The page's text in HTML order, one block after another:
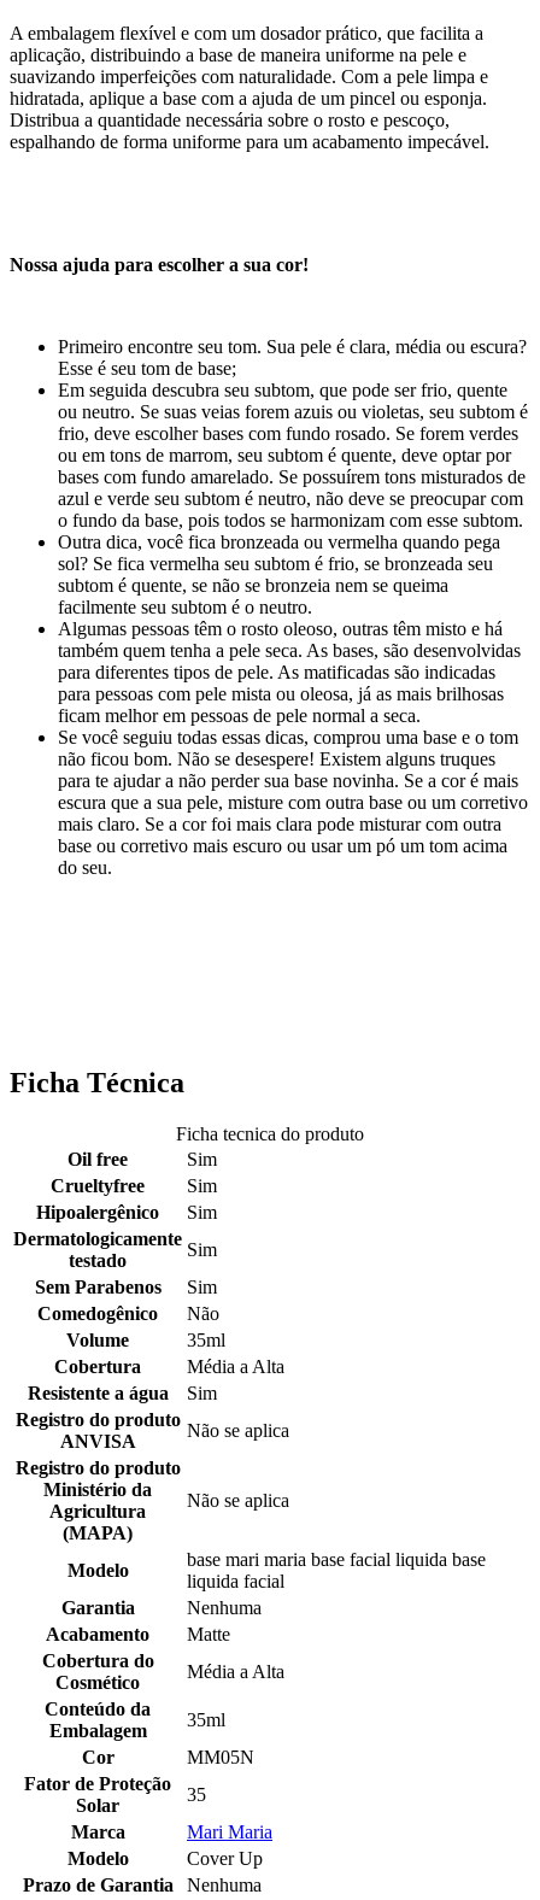
A embalagem flexível e com um dosador prático, que facilita a
aplicação, distribuindo a base de maneira uniforme na pele e
suavizando imperfeições com naturalidade. Com a pele limpa e
hidratada, aplique a base com a ajuda de um pincel ou esponja.
Distribua a quantidade necessária sobre o rosto e pescoço,
espalhando de forma uniforme para um acabamento impecável.
Nossa ajuda para escolher a sua cor!
Primeiro encontre seu tom. Sua pele é clara, média ou escura?
Esse é seu tom de base;
Em seguida descubra seu subtom, que pode ser frio, quente
ou neutro. Se suas veias forem azuis ou violetas, seu subtom é
frio, deve escolher bases com fundo rosado. Se forem verdes
ou em tons de marrom, seu subtom é quente, deve optar por
bases com fundo amarelado. Se possuírem tons misturados de
azul e verde seu subtom é neutro, não deve se preocupar com
o fundo da base, pois todos se harmonizam com esse subtom.
Outra dica, você fica bronzeada ou vermelha quando pega
sol? Se fica vermelha seu subtom é frio, se bronzeada seu
subtom é quente, se não se bronzeia nem se queima
facilmente seu subtom é o neutro.
Algumas pessoas têm o rosto oleoso, outras têm misto e há
também quem tenha a pele seca. As bases, são desenvolvidas
para diferentes tipos de pele. As matificadas são indicadas
para pessoas com pele mista ou oleosa, já as mais brilhosas
ficam melhor em pessoas de pele normal a seca.
Se você seguiu todas essas dicas, comprou uma base e o tom
não ficou bom. Não se desespere! Existem alguns truques
para te ajudar a não perder sua base novinha. Se a cor é mais
escura que a sua pele, misture com outra base ou um corretivo
mais claro. Se a cor foi mais clara pode misturar com outra
base ou corretivo mais escuro ou usar um pó um tom acima
do seu.
Ficha Técnica
Ficha tecnica do produto
Oil free
Sim
Crueltyfree
Sim
Hipoalergênico
Sim
Dermatologicamente
testado
Sim
Sem Parabenos
Sim
Comedogênico
Não
Volume
35ml
Cobertura
Média a Alta
Resistente a água
Sim
Registro do produto
ANVISA
Não se aplica
Registro do produto
Ministério da
Agricultura
(MAPA)
Não se aplica
Modelo
base mari maria base facial liquida base
liquida facial
Garantia
Nenhuma
Acabamento
Matte
Cobertura do
Cosmético
Média a Alta
Conteúdo da
Embalagem
35ml
Cor
MM05N
Fator de Proteção
Solar
35
Marca
Mari Maria
Modelo
Cover Up
Prazo de Garantia
Nenhuma